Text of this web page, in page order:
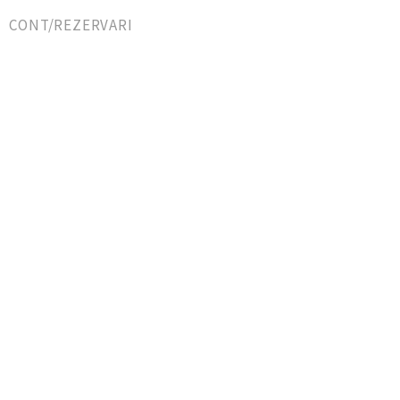
CONT/REZERVARI